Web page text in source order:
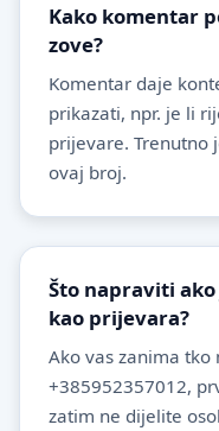
Kako komentar
zove?
Komentar daje
prikazati, npr. je li
prijevare. Trenutno
ovaj broj.
Što napraviti
kao prijevara?
Ako vas zanima tko
+385952357012,
zatim ne dijelite